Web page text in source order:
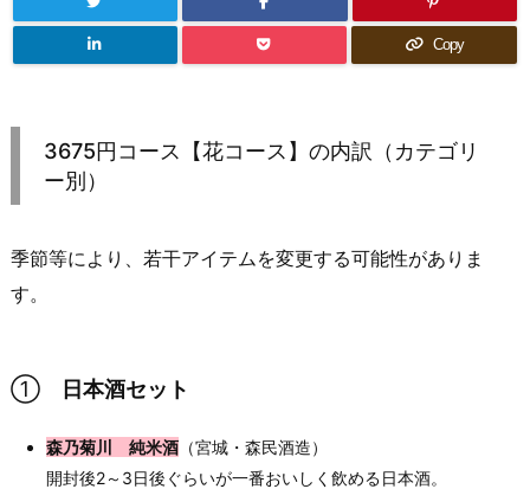
Copy
3675円コース
【花コース】の内訳（カテゴリ
ー別）
季節等により、若干アイテムを変更する可能性がありま
す。
① 日本酒セット
森乃菊川 純米酒 （宮城・森民酒造）
開封後2～3日後ぐらいが一番おいしく飲める日本酒。